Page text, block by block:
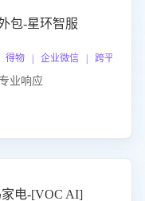
包-星环智服
物 | 企业微信 | 跨平台
业响应
电-[VOC AI]